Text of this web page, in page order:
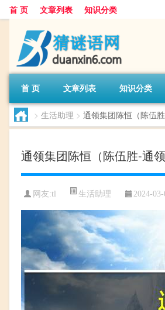
首 页 文章列表 知识分类
首 页 文章列表 知识分类
> 生活助理 > 通领集团陈恒（陈伍
通领集团陈恒（陈伍胜-通
网友:tl 生活助理 2024-